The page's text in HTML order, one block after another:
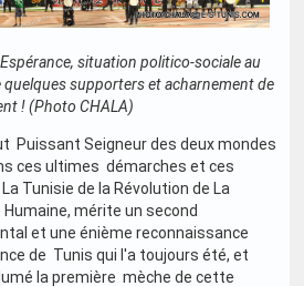
situation politico-sociale au
supporters et acharnement de
! (Photo CHALA)
Puissant Seigneur des deux mondes
ces ultimes démarches et ces
Tunisie de la Révolution de La
mérite un second
et une énième reconnaissance
de Tunis qui l'a toujours été, et
la première mèche de cette